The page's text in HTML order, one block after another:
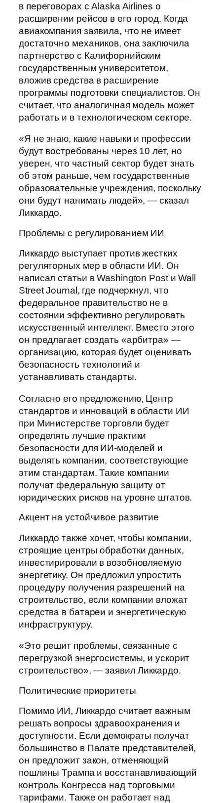
в переговорах с Alaska Airlines о
расширении рейсов в его город. Когда
авиакомпания заявила, что не имеет
достаточно механиков, она заключила
партнерство с Калифорнийским
государственным университетом,
вложив средства в расширение
программы подготовки специалистов. Он
считает, что аналогичная модель может
работать и в технологическом секторе.
«Я не знаю, какие навыки и профессии
будут востребованы через 10 лет, но
уверен, что частный сектор будет знать
об этом раньше, чем государственные
образовательные учреждения, поскольку
они будут нанимать людей», — сказал
Ликкардо.
Проблемы с регулированием ИИ
Ликкардо выступает против жестких
регуляторных мер в области ИИ. Он
написал статьи в Washington Post и Wall
Street Journal, где подчеркнул, что
федеральное правительство не в
состоянии эффективно регулировать
искусственный интеллект. Вместо этого
он предлагает создать «арбитра» —
организацию, которая будет оценивать
безопасность технологий и
устанавливать стандарты.
Согласно его предложению, Центр
стандартов и инноваций в области ИИ
при Министерстве торговли будет
определять лучшие практики
безопасности для ИИ-моделей и
выделять компании, соответствующие
этим стандартам. Такие компании
получат федеральную защиту от
юридических рисков на уровне штатов.
Акцент на устойчивое развитие
Ликкардо также хочет, чтобы компании,
строящие центры обработки данных,
инвестирировали в возобновляемую
энергетику. Он предложил упростить
процедуру получения разрешений на
строительство, если компании вложат
средства в батареи и энергетическую
инфраструктуру.
«Это решит проблемы, связанные с
перегрузкой энергосистемы, и ускорит
строительство», — заявил Ликкардо.
Политические приоритеты
Помимо ИИ, Ликкардо считает важным
решать вопросы здравоохранения и
доступности. Если демократы получат
большинство в Палате представителей,
он предложит закон, отменяющий
пошлины Трампа и восстанавливающий
контроль Конгресса над торговыми
тарифами. Также он работает над